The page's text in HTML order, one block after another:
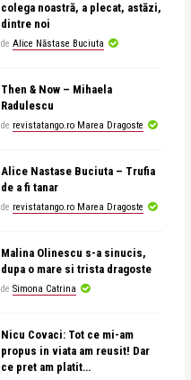
colega noastră, a plecat, astăzi,
dintre noi
de Alice Năstase Buciuta
Then & Now – Mihaela
Radulescu
de revistatango.ro Marea Dragoste
Alice Nastase Buciuta – Trufia
de a fi tanar
de revistatango.ro Marea Dragoste
Malina Olinescu s-a sinucis,
dupa o mare si trista dragoste
de Simona Catrina
Nicu Covaci: Tot ce mi-am
propus in viata am reusit! Dar
ce pret am platit…